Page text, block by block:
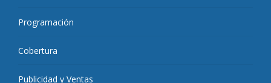
Programación
Cobertura
Publicidad y Ventas